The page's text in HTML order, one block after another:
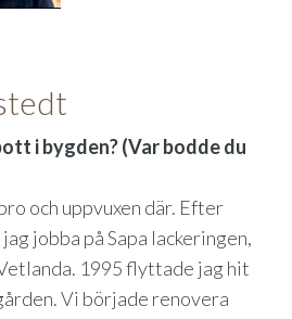
i bygden? (Var bodde du
och uppvuxen där. Efter
jobba på Sapa lackeringen,
1995 flyttade jag hit
Vi började renovera